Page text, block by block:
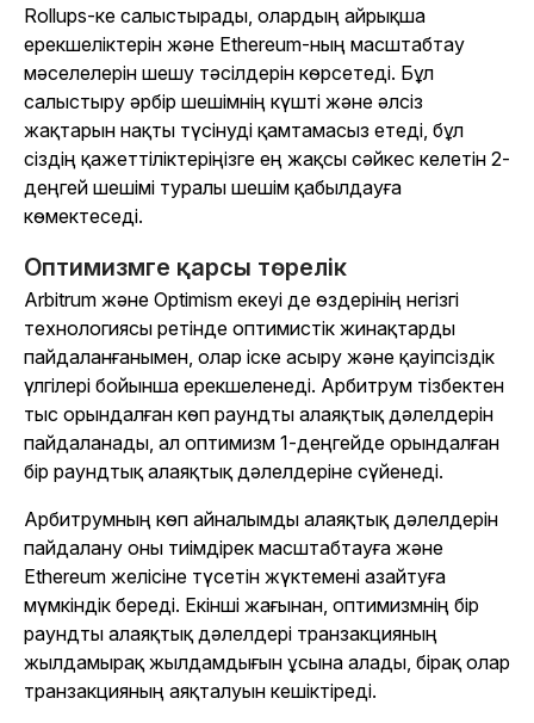
Rollups-ке салыстырады, олардың айрықша
ерекшеліктерін және Ethereum-ның масштабтау
мәселелерін шешу тәсілдерін көрсетеді. Бұл
салыстыру әрбір шешімнің күшті және әлсіз
жақтарын нақты түсінуді қамтамасыз етеді, бұл
сіздің қажеттіліктеріңізге ең жақсы сәйкес келетін 2-
деңгей шешімі туралы шешім қабылдауға
көмектеседі.
Оптимизмге қарсы төрелік
Arbitrum және Optimism екеуі де өздерінің негізгі
технологиясы ретінде оптимистік жинақтарды
пайдаланғанымен, олар іске асыру және қауіпсіздік
үлгілері бойынша ерекшеленеді. Арбитрум тізбектен
тыс орындалған көп раундты алаяқтық дәлелдерін
пайдаланады, ал оптимизм 1-деңгейде орындалған
бір раундтық алаяқтық дәлелдеріне сүйенеді.
Арбитрумның көп айналымды алаяқтық дәлелдерін
пайдалану оны тиімдірек масштабтауға және
Ethereum желісіне түсетін жүктемені азайтуға
мүмкіндік береді. Екінші жағынан, оптимизмнің бір
раундты алаяқтық дәлелдері транзакцияның
жылдамырақ жылдамдығын ұсына алады, бірақ олар
транзакцияның аяқталуын кешіктіреді.